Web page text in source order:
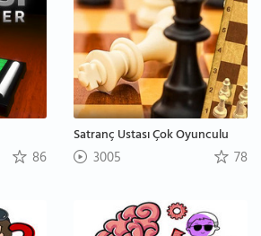
86
Satranç Ustası Çok Oyunculu
3005 78